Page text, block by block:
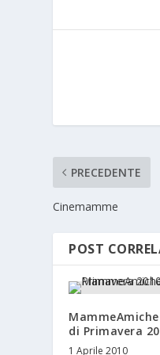
PRECEDENTE
Cinemamme
POST
di Primavera
1 Aprile 2010